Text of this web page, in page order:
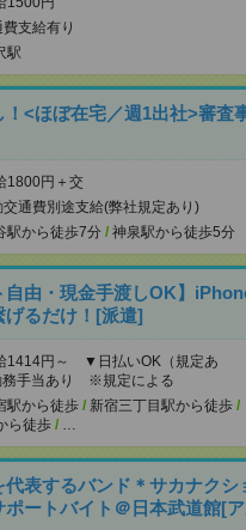
支給有り
駅
！<ほぼ在宅／週1出社>審査
1800円＋交
交通費別途支給(弊社規定あり)
駅から徒歩7分 / 神泉駅から徒歩5分
自由・現金手渡しOK】
げるだけ！[派遣]
1414円～ ▼日払いOK（規定あ
手当あり ※規定による
駅から徒歩 / 新宿三丁目駅から徒歩 /
ら徒歩 / …
代表するバンド＊サカナクシ
ポートバイト＠日本武道館[